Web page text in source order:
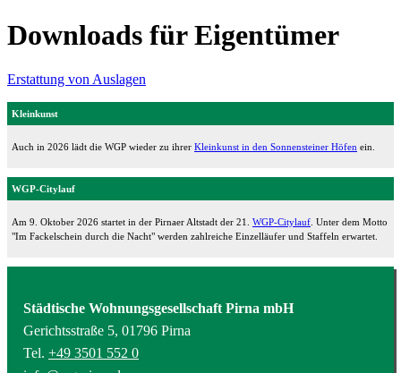
Downloads für Eigentümer
Erstattung von Auslagen
Kleinkunst
Auch in 2026 lädt die WGP wieder zu ihrer Kleinkunst in den Sonnensteiner Höfen ein.
WGP-Citylauf
Am 9. Oktober 2026 startet in der Pirnaer Altstadt der 21. WGP-Citylauf . Unter dem Motto
"Im Fackelschein durch die Nacht" werden zahlreiche Einzelläufer und Staffeln erwartet.
Städtische Wohnungsgesellschaft Pirna mbH
Gerichtsstraße 5, 01796 Pirna
Tel. +49 3501 552 0